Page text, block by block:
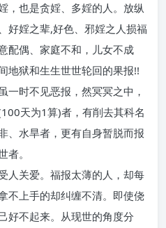
，也是贪婬、多婬的人。放纵
好婬之辈,好色、邪婬之人损福
配偶、家庭不和，儿女不成
地狱和生生世世轮回的果报!!
一时不见恶报，然冥冥之中，
天为1算)者，有削去其科名
、水旱者，更有自身暂脱而报
。
人关爱。福报太薄的人，却每
不上手的却纠缠不清。即使侥
好不起来。从现世的角度分